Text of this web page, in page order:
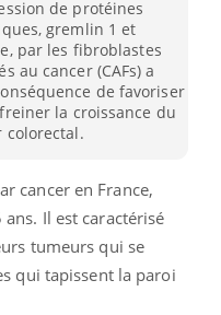
de protéines
gremlin 1 et
par les fibroblastes
au cancer (CAFs) a
de favoriser
la croissance du
colorectal.
cancer en France,
Il est caractérisé
tumeurs qui se
qui tapissent la paroi